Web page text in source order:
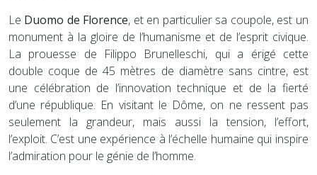
Le Duomo de Florence, et en particulier sa coupole, est un
monument à la gloire de l’humanisme et de l’esprit civique.
La prouesse de Filippo Brunelleschi, qui a érigé cette
double coque de 45 mètres de diamètre sans cintre, est
une célébration de l’innovation technique et de la fierté
d’une république. En visitant le Dôme, on ne ressent pas
seulement la grandeur, mais aussi la tension, l’effort,
l’exploit. C’est une expérience à l’échelle humaine qui inspire
l’admiration pour le génie de l’homme.